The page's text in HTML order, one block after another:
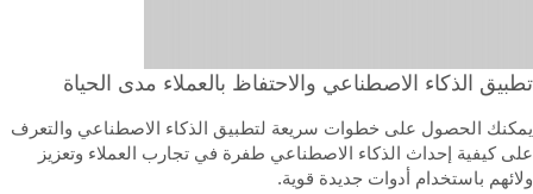
الذكاء الاصطناعي والاحتفاظ بالعملاء مدى الحياة
الحصول على خطوات سريعة لتطبيق الذكاء الاصطناعي والتعرف
كيفية إحداث الذكاء الاصطناعي طفرة في تجارب العملاء وتعزيز
باستخدام أدوات جديدة قوية.